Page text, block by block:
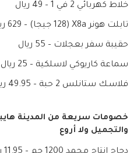
خلاط كهربائي 2 في 1 – 49 ريال
تابلت هونر X8a (128 جيجا) – 629 ريال
حقيبة سفر بعجلات – 55 ريال
سماعة كاريوكي لاسلكية – 25 ريال
فلاسـك ستانلس 2 حبة – 49.95 ريال
خصومات سريعة من المدينة
والتجميل ولا أروع